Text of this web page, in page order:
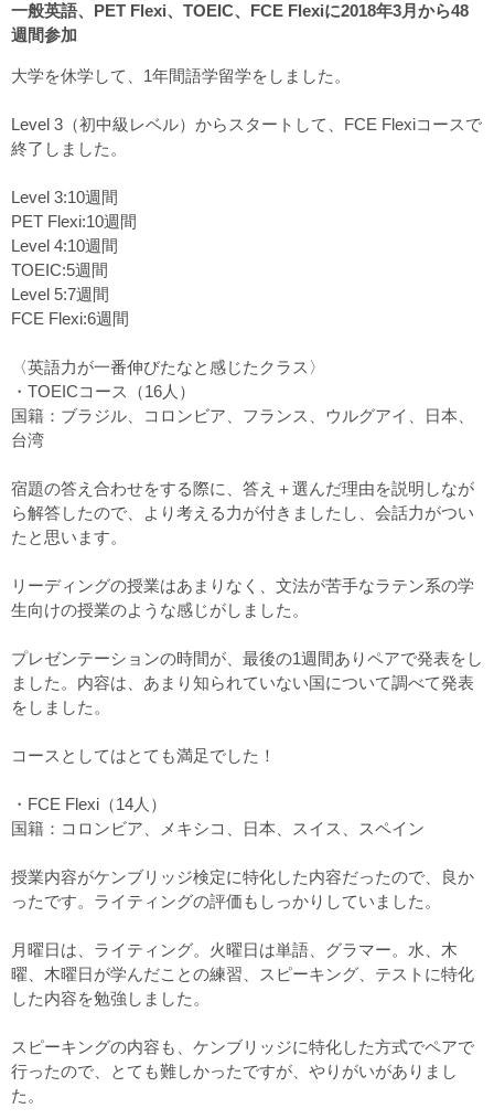
一般英語、PET Flexi、TOEIC、FCE Flexiに2018年3月から48
週間参加
大学を休学して、1年間語学留学をしました。
Level 3（初中級レベル）からスタートして、FCE Flexiコースで
終了しました。
Level 3:10週間
PET Flexi:10週間
Level 4:10週間
TOEIC:5週間
Level 5:7週間
FCE Flexi:6週間
〈英語力が一番伸びたなと感じたクラス〉
・TOEICコース（16人）
国籍：ブラジル、コロンビア、フランス、ウルグアイ、日本、
台湾
宿題の答え合わせをする際に、答え＋選んだ理由を説明しなが
ら解答したので、より考える力が付きましたし、会話力がつい
たと思います。
リーディングの授業はあまりなく、文法が苦手なラテン系の学
生向けの授業のような感じがしました。
プレゼンテーションの時間が、最後の1週間ありペアで発表をし
ました。内容は、あまり知られていない国について調べて発表
をしました。
コースとしてはとても満足でした！
・FCE Flexi（14人）
国籍：コロンビア、メキシコ、日本、スイス、スペイン
授業内容がケンブリッジ検定に特化した内容だったので、良か
ったです。ライティングの評価もしっかりしていました。
月曜日は、ライティング。火曜日は単語、グラマー。水、木
曜、木曜日が学んだことの練習、スピーキング、テストに特化
した内容を勉強しました。
スピーキングの内容も、ケンブリッジに特化した方式でペアで
行ったので、とても難しかったですが、やりがいがありまし
た。